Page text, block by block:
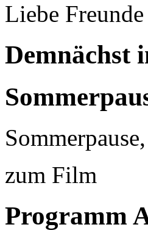
Liebe
Demnächst
zum Film
Programm